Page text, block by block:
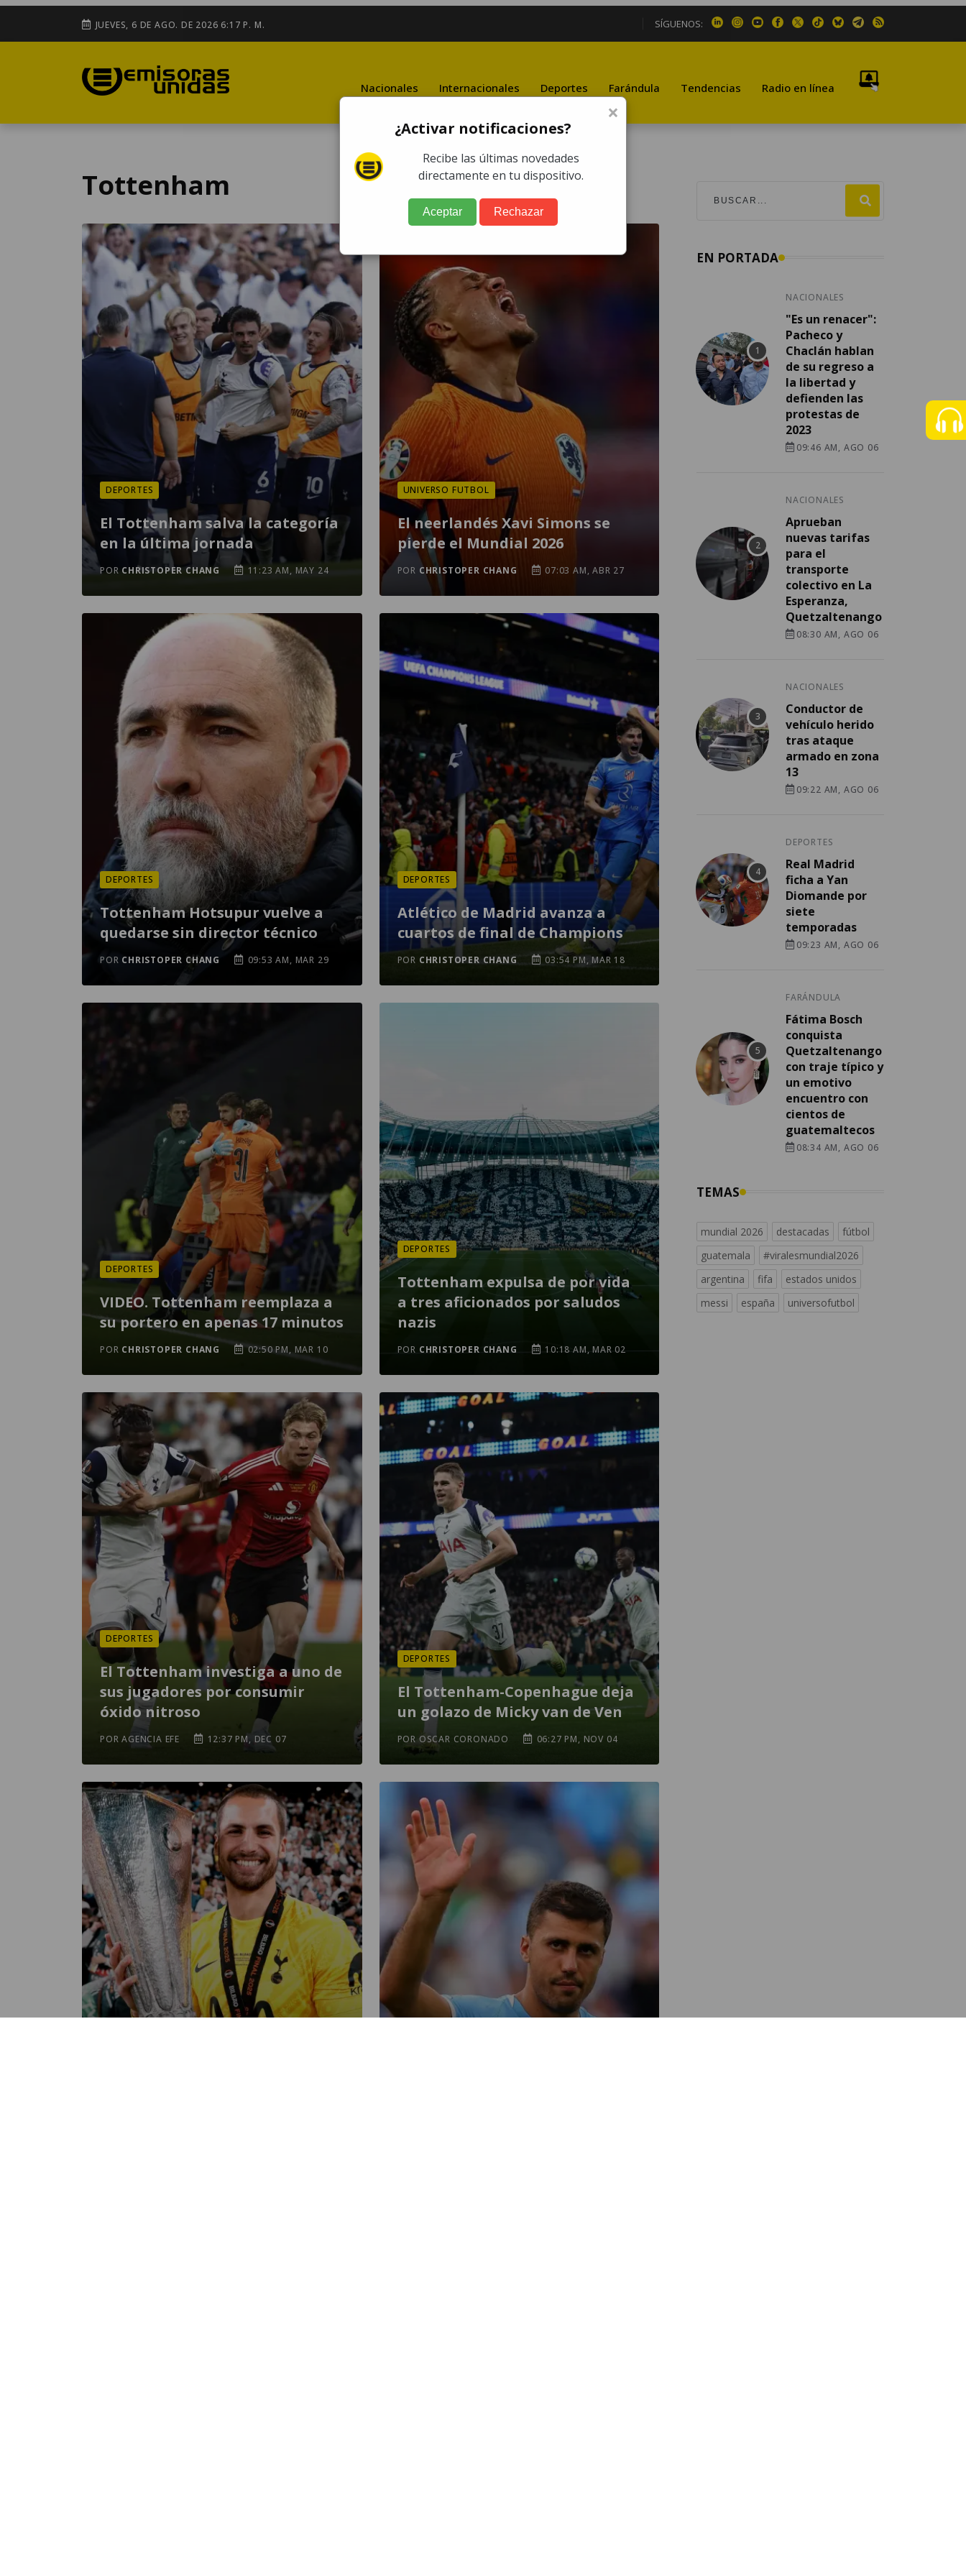
JUEVES, 6 DE AGO. DE 2026 6:17 P. M. SÍGUENOS:
Nacionales Internacionales Deportes Farándula Tendencias Radio en línea
Tottenham
DEPORTES
El Tottenham salva la categoría
en la última jornada
POR CHRISTOPER CHANG 11:23 AM, MAY 24
UNIVERSO FUTBOL
El neerlandés Xavi Simons se
pierde el Mundial 2026
POR CHRISTOPER CHANG 07:03 AM, ABR 27
DEPORTES
Tottenham Hotsupur vuelve a
quedarse sin director técnico
POR CHRISTOPER CHANG 09:53 AM, MAR 29
DEPORTES
Atlético de Madrid avanza a
cuartos de final de Champions
POR CHRISTOPER CHANG 03:54 PM, MAR 18
DEPORTES
VIDEO. Tottenham reemplaza a
su portero en apenas 17 minutos
POR CHRISTOPER CHANG 02:50 PM, MAR 10
DEPORTES
Tottenham expulsa de por vida
a tres aficionados por saludos
nazis
POR CHRISTOPER CHANG 10:18 AM, MAR 02
DEPORTES
El Tottenham investiga a uno de
sus jugadores por consumir
óxido nitroso
POR AGENCIA EFE 12:37 PM, DEC 07
DEPORTES
El Tottenham-Copenhague deja
un golazo de Micky van de Ven
POR OSCAR CORONADO 06:27 PM, NOV 04
EN PORTADA
NACIONALES
"Es un renacer":
Pacheco y
Chaclán hablan
de su regreso a
la libertad y
defienden las
protestas de
2023
09:46 AM, AGO 06
NACIONALES
Aprueban
nuevas tarifas
para el
transporte
colectivo en La
Esperanza,
Quetzaltenango
08:30 AM, AGO 06
NACIONALES
Conductor de
vehículo herido
tras ataque
armado en zona
13
09:22 AM, AGO 06
DEPORTES
Real Madrid
ficha a Yan
Diomande por
siete
temporadas
09:23 AM, AGO 06
FARÁNDULA
Fátima Bosch
conquista
Quetzaltenango
con traje típico y
un emotivo
encuentro con
cientos de
guatemaltecos
08:34 AM, AGO 06
TEMAS
mundial 2026 destacadas
fútbol
guatemala
#viralesmundial2026
argentina
fifa
estados unidos
messi
españa universofutbol
×
¿Activar notificaciones?
Recibe las últimas novedades
directamente en tu dispositivo.
Aceptar Rechazar